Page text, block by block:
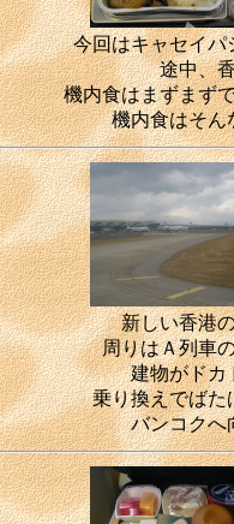
今回はキャセイパ
途中、
機内食はまずまず
機内食はそん
新しい香港
周りはＡ列車
建物がドカ
乗り換えでばた
バンコクへ